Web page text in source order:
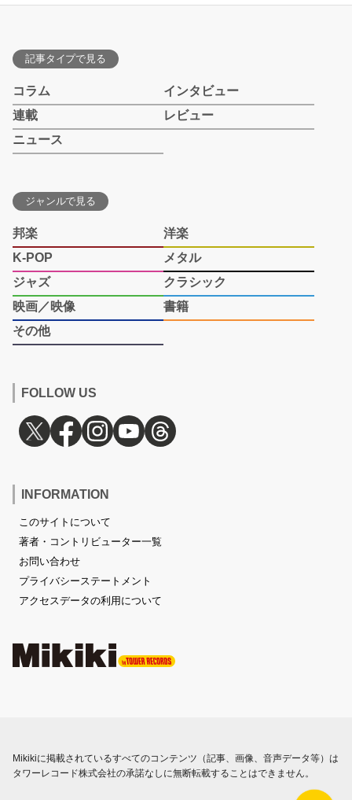
記事タイプで見る
コラム
インタビュー
連載
レビュー
ニュース
ジャンルで見る
邦楽
洋楽
K-POP
メタル
ジャズ
クラシック
映画／映像
書籍
その他
FOLLOW US
INFORMATION
このサイトについて
著者・コントリビューター一覧
お問い合わせ
プライバシーステートメント
アクセスデータの利用について
Mikikiに掲載されているすべてのコンテンツ（記事、画像、音声データ等）は
タワーレコード株式会社の承諾なしに無断転載することはできません。